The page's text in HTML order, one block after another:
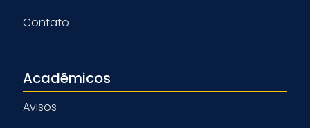
Contato
Acadêmicos
Avisos